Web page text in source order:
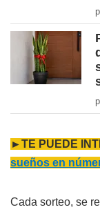
►TE PUEDE
sueños en
Cada sorteo, se